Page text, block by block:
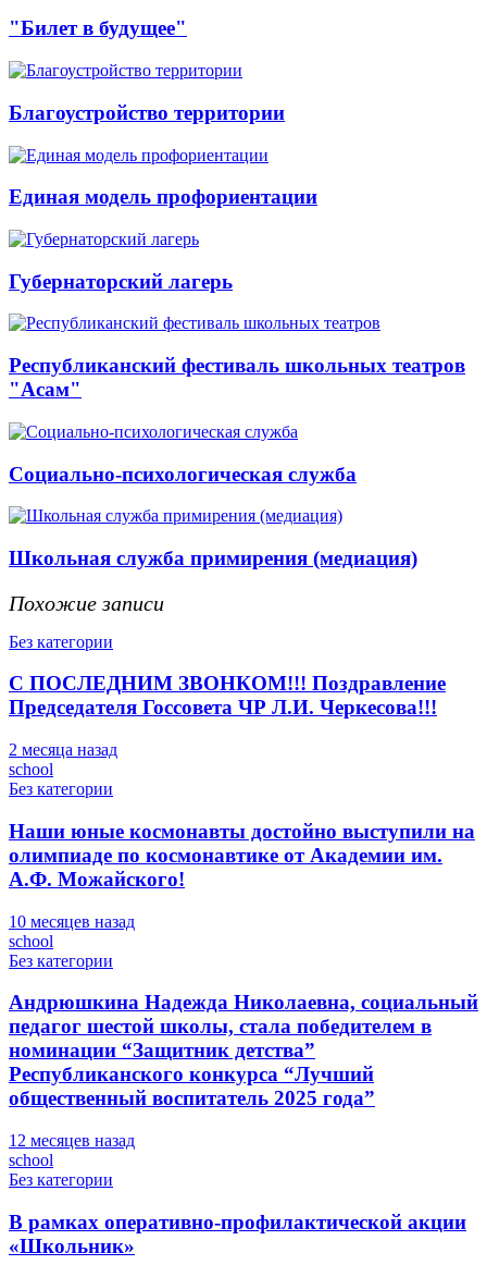
"Билет в будущее"
Благоустройство территории
Единая модель профориентации
Губернаторский лагерь
Республиканский фестиваль школьных театров
"Асам"
Социально-психологическая служба
Школьная служба примирения (медиация)
Похожие записи
Без категории
С ПОСЛЕДНИМ ЗВОНКОМ!!! Поздравление
Председателя Госсовета ЧР Л.И. Черкесова!!!
2 месяца назад
school
Без категории
Наши юные космонавты достойно выступили на
олимпиаде по космонавтике от Академии им.
А.Ф. Можайского!
10 месяцев назад
school
Без категории
Андрюшкина Надежда Николаевна, социальный
педагог шестой школы, стала победителем в
номинации “Защитник детства”
Республиканского конкурса “Лучший
общественный воспитатель 2025 года”
12 месяцев назад
school
Без категории
В рамках оперативно-профилактической акции
«Школьник»